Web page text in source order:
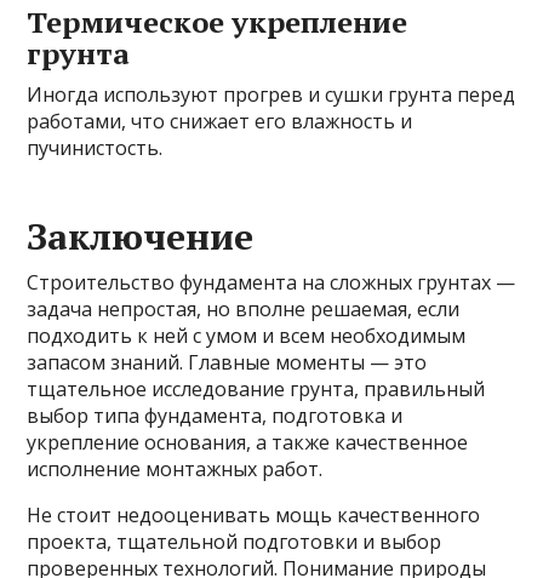
Термическое укрепление
грунта
Иногда используют прогрев и сушки грунта перед
работами, что снижает его влажность и
пучинистость.
Заключение
Строительство фундамента на сложных грунтах —
задача непростая, но вполне решаемая, если
подходить к ней с умом и всем необходимым
запасом знаний. Главные моменты — это
тщательное исследование грунта, правильный
выбор типа фундамента, подготовка и
укрепление основания, а также качественное
исполнение монтажных работ.
Не стоит недооценивать мощь качественного
проекта, тщательной подготовки и выбор
проверенных технологий. Понимание природы